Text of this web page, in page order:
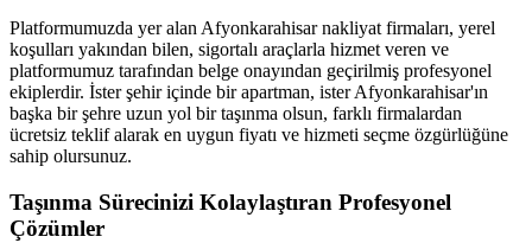
Platformumuzda yer alan Afyonkarahisar nakliyat firmaları, yerel
koşulları yakından bilen, sigortalı araçlarla hizmet veren ve
platformumuz tarafından belge onayından geçirilmiş profesyonel
ekiplerdir. İster şehir içinde bir apartman, ister Afyonkarahisar'ın
başka bir şehre uzun yol bir taşınma olsun, farklı firmalardan
ücretsiz teklif alarak en uygun fiyatı ve hizmeti seçme özgürlüğüne
sahip olursunuz.
Taşınma Sürecinizi Kolaylaştıran Profesyonel
Çözümler